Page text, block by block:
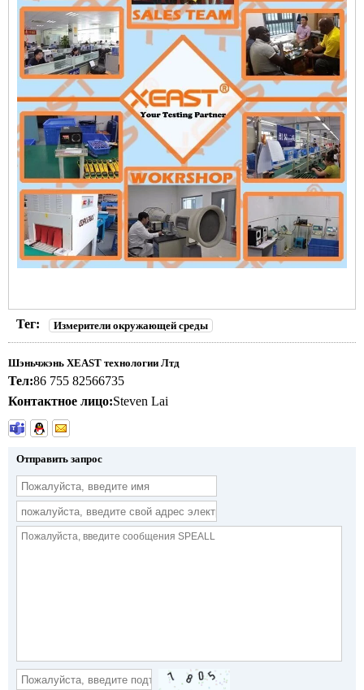
Тег: Измерители окружающей среды
Шэньчжэнь XEAST технологии Лтд
Тел:86 755 82566735
Контактное лицо:Steven Lai
Отправить запрос